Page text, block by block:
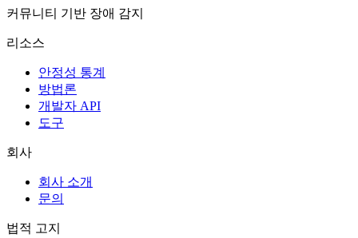
커뮤니티 기반 장애 감지
리소스
안정성 통계
방법론
개발자 API
도구
회사
회사 소개
문의
법적 고지